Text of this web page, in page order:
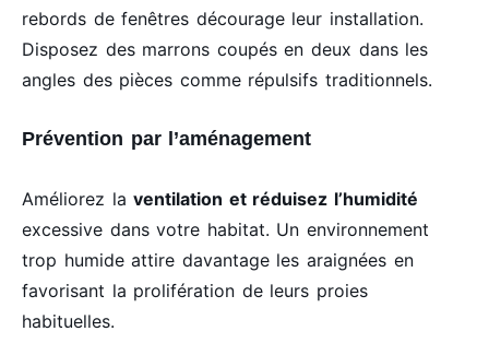
rebords de fenêtres décourage leur installation.
Disposez des marrons coupés en deux dans les
angles des pièces comme répulsifs traditionnels.
Prévention par l’aménagement
Améliorez laventilation et réduisez l’humidité
excessive dans votre habitat. Un environnement
trop humide attire davantage les araignées en
favorisant la prolifération de leurs proies
habituelles.